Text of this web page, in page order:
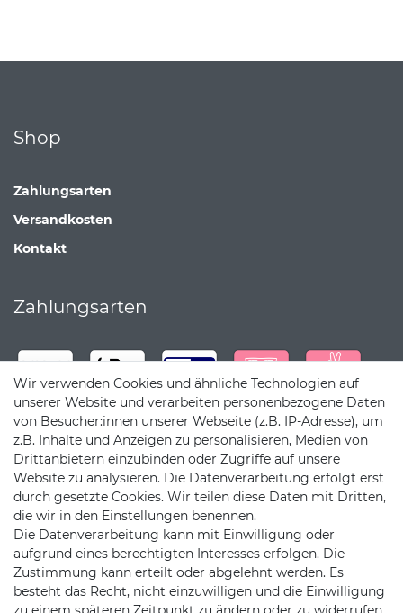
Shop
Zahlungsarten
Versandkosten
Kontakt
Zahlungsarten
Versandpartner
Wir verwenden Cookies und ähnliche Technologien auf
unserer Website und verarbeiten personenbezogene Daten
von Besucher:innen unserer Webseite (z.B. IP-Adresse), um
z.B. Inhalte und Anzeigen zu personalisieren, Medien von
Drittanbietern einzubinden oder Zugriffe auf unsere
Website zu analysieren. Die Datenverarbeitung erfolgt erst
durch gesetzte Cookies. Wir teilen diese Daten mit Dritten,
die wir in den Einstellungen benennen.
Die Datenverarbeitung kann mit Einwilligung oder
aufgrund eines berechtigten Interesses erfolgen. Die
Zustimmung kann erteilt oder abgelehnt werden. Es
besteht das Recht, nicht einzuwilligen und die Einwilligung